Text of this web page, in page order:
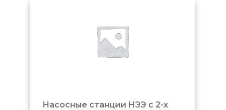
Насосные станции НЭЭ с 2-х